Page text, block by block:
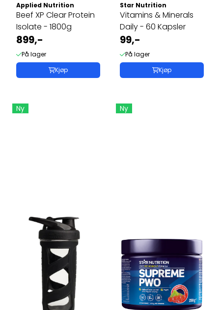
Applied Nutrition
Beef XP Clear Protein
Isolate - 1800g
899,-
På lager
Kjøp
Star Nutrition
Vitamins & Minerals
Daily - 60 Kapsler
99,-
På lager
Kjøp
Ny Ny